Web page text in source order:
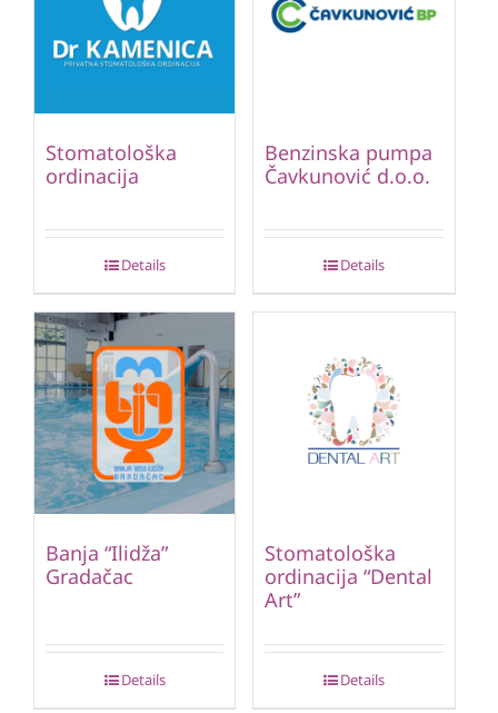
Stomatološka
ordinacija
Details
Benzinska pumpa
Čavkunović d.o.o.
Details
Banja “Ilidža”
Gradačac
Details
Stomatološka
ordinacija “Dental
Art”
Details